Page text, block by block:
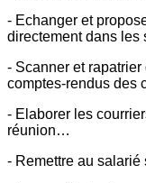
- Echanger et
directement dans les
- Scanner et
comptes-rendus des
- Elaborer les
réunion…
- Remettre au